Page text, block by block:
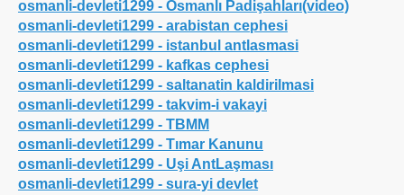
osmanli-devleti1299 - Osmanlı Padişahları(video)
osmanli-devleti1299 - arabistan cephesi
osmanli-devleti1299 - istanbul antlasmasi
osmanli-devleti1299 - kafkas cephesi
osmanli-devleti1299 - saltanatin kaldirilmasi
osmanli-devleti1299 - takvim-i vakayi
osmanli-devleti1299 - TBMM
osmanli-devleti1299 - Tımar Kanunu
osmanli-devleti1299 - Uşi AntLaşması
osmanli-devleti1299 - sura-yi devlet